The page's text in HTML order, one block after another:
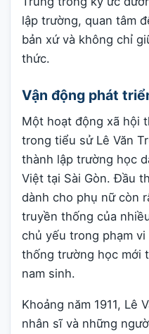
lập trường, quan tâm
bản xứ và không chỉ
thức.
Vận động phát
Một hoạt động xã hội
trong tiểu sử Lê Văn
thành lập trường học
Việt tại Sài Gòn. Đầu
dành cho phụ nữ còn
truyền thống của
chủ yếu trong phạm
thống trường học mới
nam sinh.
Khoảng năm 1911, Lê
nhân sĩ và những